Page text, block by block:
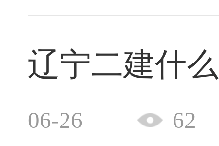
辽宁二建什
06-26 62